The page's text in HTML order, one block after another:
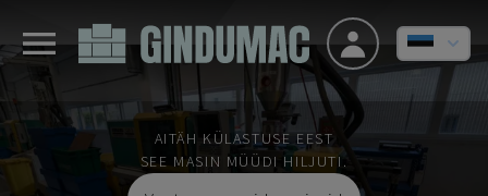
AITÄH KÜLASTUSE EEST
SEE MASIN MÜÜDI HILJUTI.